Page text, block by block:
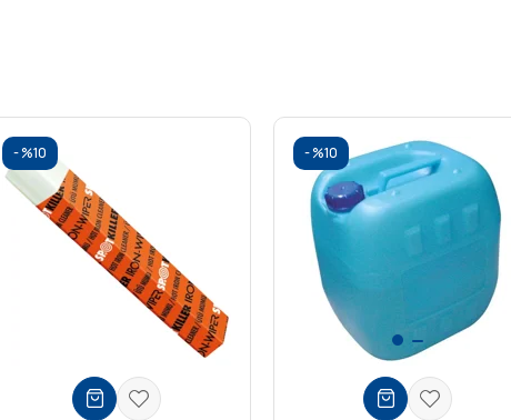
%10 %10